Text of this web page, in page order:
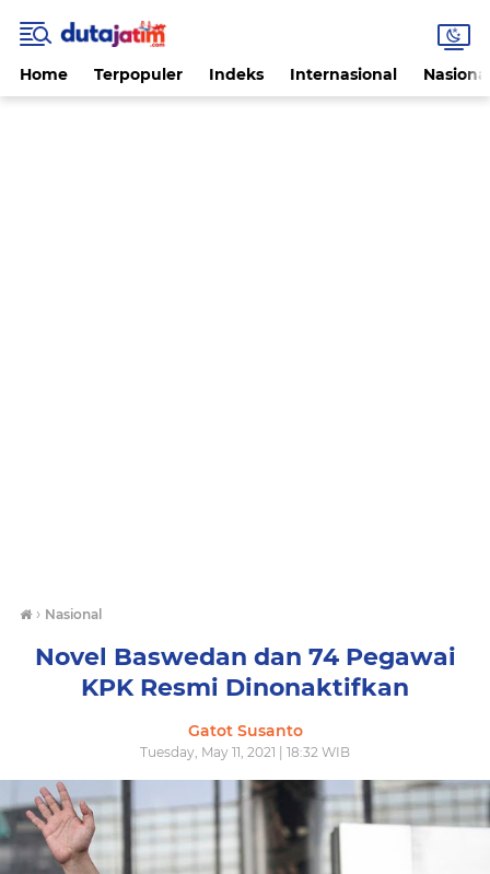
Home Terpopuler Indeks Internasional
› Nasional
Novel Baswedan dan 74 Pegawai
KPK Resmi Dinonaktifkan
Gatot Susanto
Tuesday, May 11, 2021 | 18:32 WIB